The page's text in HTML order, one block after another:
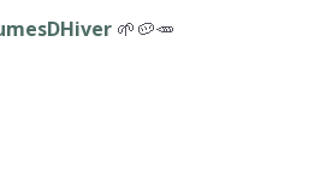
🌱🥔🥕